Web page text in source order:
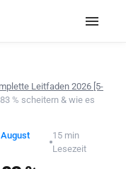
Leitfaden 2026 [5-
% scheitern & wie es
15 min
Lesezeit